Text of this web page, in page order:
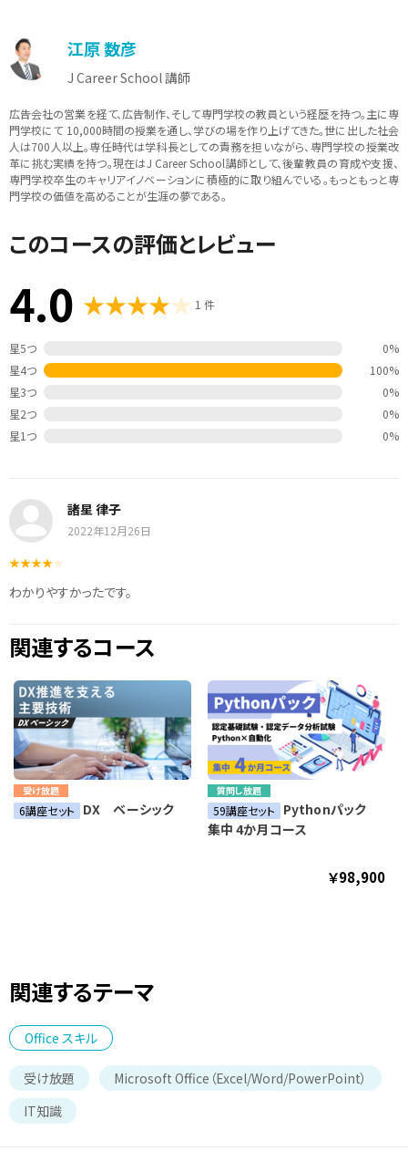
江原 数彦
J Career School 講師
広告会社の営業を経て、広告制作、そして専門学校の教員という経歴を持つ。主に専
門学校にて 10,000時間の授業を通し、学びの場を作り上げてきた。世に出した社会
人は700人以上。専任時代は学科長としての責務を担いながら、専門学校の授業改
革に挑む実績を持つ。現在はJ Career School講師として、後輩教員の育成や支援、
専門学校卒生のキャリアイノベーションに積極的に取り組んでいる。もっともっと専
門学校の価値を高めることが生涯の夢である。
このコースの評価とレビュー
4.0 1 件
星5つ
0%
星4つ
100%
星3つ
0%
星2つ
0%
星1つ
0%
諸星 律子
2022年12月26日
わかりやすかったです。
関連するコース
受け放題
6講座セット DX ベーシック
質問し放題
59講座セット Pythonパック
集中 4か月コース
￥98,900
関連するテーマ
Office スキル
受け放題
Microsoft Office（Excel/Word/PowerPoint）
IT知識